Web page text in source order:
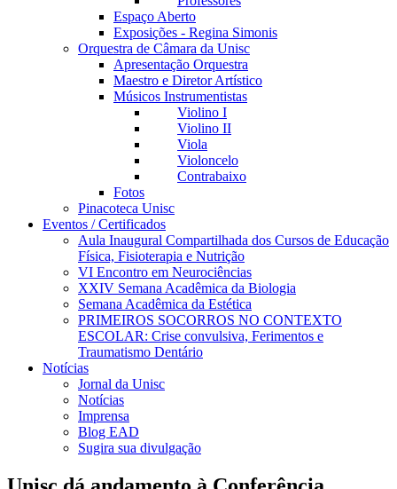
Espaço Aberto
Exposições - Regina Simonis
Orquestra de Câmara da Unisc
Apresentação Orquestra
Maestro e Diretor Artístico
Músicos Instrumentistas
Violino I
Violino II
Viola
Violoncelo
Contrabaixo
Fotos
Pinacoteca Unisc
Eventos / Certificados
Aula Inaugural Compartilhada dos Cursos de Educação
Física, Fisioterapia e Nutrição
VI Encontro em Neurociências
XXIV Semana Acadêmica da Biologia
Semana Acadêmica da Estética
PRIMEIROS SOCORROS NO CONTEXTO
ESCOLAR: Crise convulsiva, Ferimentos e
Traumatismo Dentário
Notícias
Jornal da Unisc
Notícias
Imprensa
Blog EAD
Sugira sua divulgação